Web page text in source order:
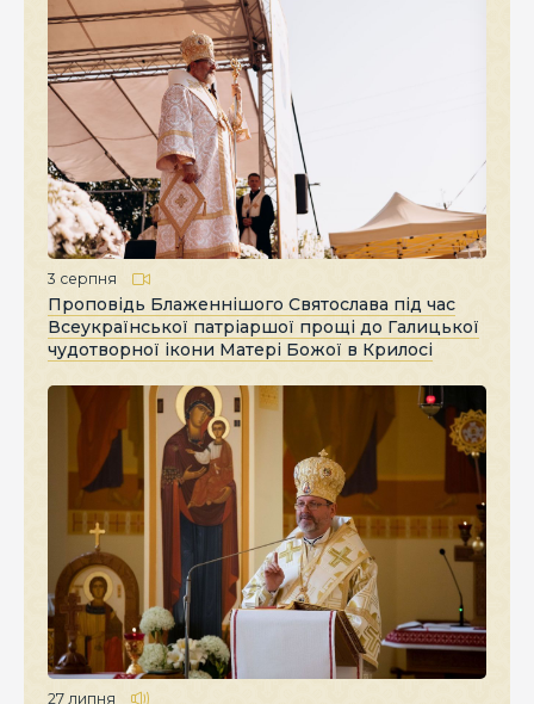
3 серпня
Проповідь Блаженнішого Святослава під час
Всеукраїнської патріаршої прощі до Галицької
чудотворної ікони Матері Божої в Крилосі
27 липня